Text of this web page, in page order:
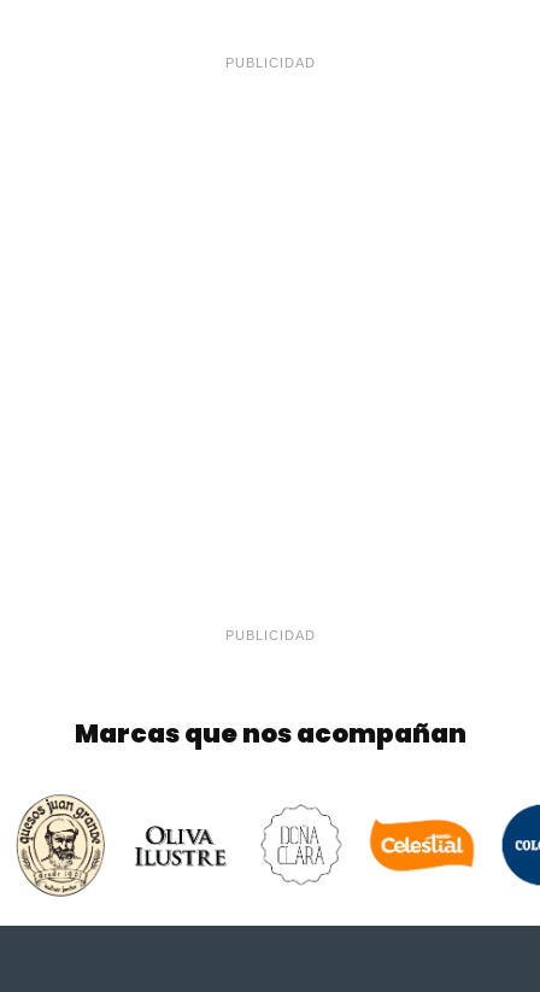
PUBLICIDAD
PUBLICIDAD
Marcas que nos acompañan